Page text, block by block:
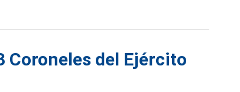
Coroneles del Ejército